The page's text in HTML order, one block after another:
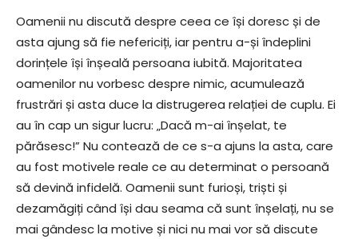
Oamenii nu discută despre ceea ce își doresc și de
asta ajung să fie nefericiți, iar pentru a-și îndeplini
dorințele își înșeală persoana iubită. Majoritatea
oamenilor nu vorbesc despre nimic, acumulează
frustrări și asta duce la distrugerea relației de cuplu. Ei
au în cap un sigur lucru: „Dacă m-ai înșelat, te
părăsesc!” Nu contează de ce s-a ajuns la asta, care
au fost motivele reale ce au determinat o persoană
să devină infidelă. Oamenii sunt furioși, triști și
dezamăgiți când își dau seama că sunt înșelați, nu se
mai gândesc la motive și nici nu mai vor să discute